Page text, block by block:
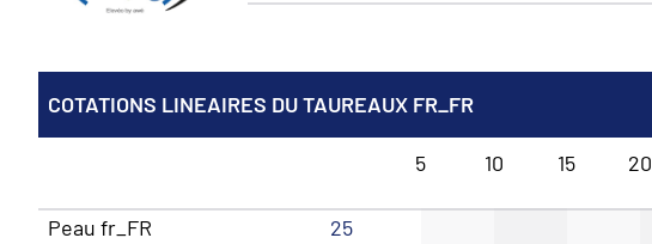
COTATIONS LINEAIRES DU TAUREAUX FR_FR
5 10 15 20
Peau fr_FR
25